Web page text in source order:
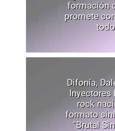
formación
promete
Difonía,
Inyectores
rock
formato
“Brutal